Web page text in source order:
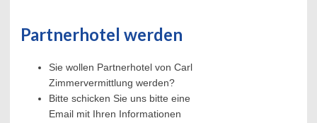
Partnerhotel werden
Sie wollen Partnerhotel von Carl
Zimmervermittlung werden?
Bitte schicken Sie uns bitte eine
Email mit Ihren Informationen